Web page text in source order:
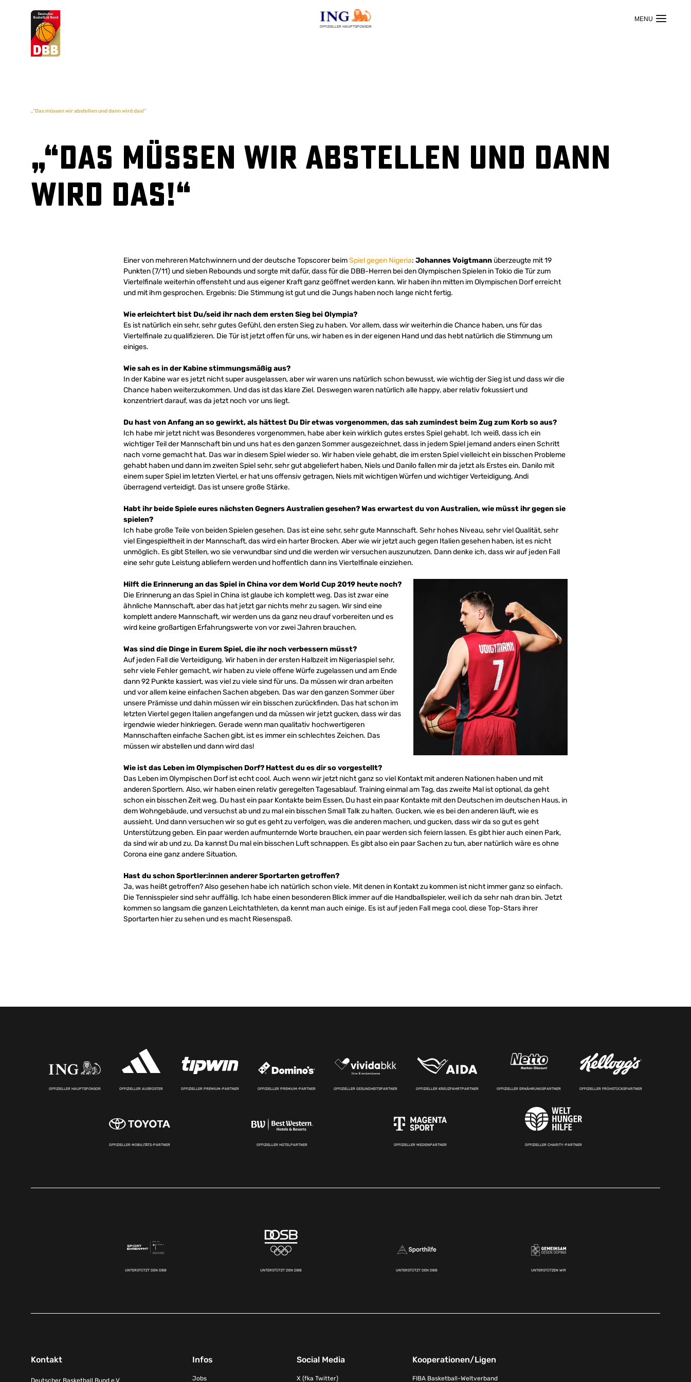
OFFIZIELLER HAUPTSPONSOR
Suchvorschläge
„“Das müssen wir abstellen und dann wird das!“
„“Das müssen wir abstellen und dann
wird das!“
Einer von mehreren Matchwinnern und der deutsche Topscorer beimSpiel gegen Nigeria: Johannes Voigtmann überzeugte mit 19
Punkten (7/11) und sieben Rebounds und sorgte mit dafür, dass für die DBB-Herren bei den Olympischen Spielen in Tokio die Tür zum
Viertelfinale weiterhin offensteht und aus eigener Kraft ganz geöffnet werden kann. Wir haben ihn mitten im Olympischen Dorf erreicht
und mit ihm gesprochen. Ergebnis: Die Stimmung ist gut und die Jungs haben noch lange nicht fertig.
Wie erleichtert bist Du/seid ihr nach dem ersten Sieg bei Olympia?
Es ist natürlich ein sehr, sehr gutes Gefühl, den ersten Sieg zu haben. Vor allem, dass wir weiterhin die Chance haben, uns für das
Viertelfinale zu qualifizieren. Die Tür ist jetzt offen für uns, wir haben es in der eigenen Hand und das hebt natürlich die Stimmung um
einiges.
Wie sah es in der Kabine stimmungsmäßig aus?
In der Kabine war es jetzt nicht super ausgelassen, aber wir waren uns natürlich schon bewusst, wie wichtig der Sieg ist und dass wir die
Chance haben weiterzukommen. Und das ist das klare Ziel. Deswegen waren natürlich alle happy, aber relativ fokussiert und
konzentriert darauf, was da jetzt noch vor uns liegt.
Du hast von Anfang an so gewirkt, als hättest Du Dir etwas vorgenommen, das sah zumindest beim Zug zum Korb so aus?
Ich habe mir jetzt nicht was Besonderes vorgenommen, habe aber kein wirklich gutes erstes Spiel gehabt. Ich weiß, dass ich ein
wichtiger Teil der Mannschaft bin und uns hat es den ganzen Sommer ausgezeichnet, dass in jedem Spiel jemand anders einen Schritt
nach vorne gemacht hat. Das war in diesem Spiel wieder so. Wir haben viele gehabt, die im ersten Spiel vielleicht ein bisschen Probleme
gehabt haben und dann im zweiten Spiel sehr, sehr gut abgeliefert haben, Niels und Danilo fallen mir da jetzt als Erstes ein. Danilo mit
einem super Spiel im letzten Viertel, er hat uns offensiv getragen, Niels mit wichtigen Würfen und wichtiger Verteidigung, Andi
überragend verteidigt. Das ist unsere große Stärke.
Habt ihr beide Spiele eures nächsten Gegners Australien gesehen? Was erwartest du von Australien, wie müsst ihr gegen sie
spielen?
Ich habe große Teile von beiden Spielen gesehen. Das ist eine sehr, sehr gute Mannschaft. Sehr hohes Niveau, sehr viel Qualität, sehr
viel Eingespieltheit in der Mannschaft, das wird ein harter Brocken. Aber wie wir jetzt auch gegen Italien gesehen haben, ist es nicht
unmöglich. Es gibt Stellen, wo sie verwundbar sind und die werden wir versuchen auszunutzen. Dann denke ich, dass wir auf jeden Fall
eine sehr gute Leistung abliefern werden und hoffentlich dann ins Viertelfinale einziehen.
Hilft die Erinnerung an das Spiel in China vor dem World Cup 2019 heute noch?
Die Erinnerung an das Spiel in China ist glaube ich komplett weg. Das ist zwar eine
ähnliche Mannschaft, aber das hat jetzt gar nichts mehr zu sagen. Wir sind eine
komplett andere Mannschaft, wir werden uns da ganz neu drauf vorbereiten und es
wird keine großartigen Erfahrungswerte von vor zwei Jahren brauchen.
Was sind die Dinge in Eurem Spiel, die ihr noch verbessern müsst?
Auf jeden Fall die Verteidigung. Wir haben in der ersten Halbzeit im Nigeriaspiel sehr,
sehr viele Fehler gemacht, wir haben zu viele offene Würfe zugelassen und am Ende
dann 92 Punkte kassiert, was viel zu viele sind für uns. Da müssen wir dran arbeiten
und vor allem keine einfachen Sachen abgeben. Das war den ganzen Sommer über
unsere Prämisse und dahin müssen wir ein bisschen zurückfinden. Das hat schon im
letzten Viertel gegen Italien angefangen und da müssen wir jetzt gucken, dass wir das
irgendwie wieder hinkriegen. Gerade wenn man qualitativ hochwertigeren
Mannschaften einfache Sachen gibt, ist es immer ein schlechtes Zeichen. Das
müssen wir abstellen und dann wird das!
Wie ist das Leben im Olympischen Dorf? Hattest du es dir so vorgestellt?
Das Leben im Olympischen Dorf ist echt cool. Auch wenn wir jetzt nicht ganz so viel Kontakt mit anderen Nationen haben und mit
anderen Sportlern. Also, wir haben einen relativ geregelten Tagesablauf. Training einmal am Tag, das zweite Mal ist optional, da geht
schon ein bisschen Zeit weg. Du hast ein paar Kontakte beim Essen, Du hast ein paar Kontakte mit den Deutschen im deutschen Haus, in
dem Wohngebäude, und versuchst ab und zu mal ein bisschen Small Talk zu halten. Gucken, wie es bei den anderen läuft, wie es
aussieht. Und dann versuchen wir so gut es geht zu verfolgen, was die anderen machen, und gucken, dass wir da so gut es geht
Unterstützung geben. Ein paar werden aufmunternde Worte brauchen, ein paar werden sich feiern lassen. Es gibt hier auch einen Park,
da sind wir ab und zu. Da kannst Du mal ein bisschen Luft schnappen. Es gibt also ein paar Sachen zu tun, aber natürlich wäre es ohne
Corona eine ganz andere Situation.
Hast du schon Sportler:innen anderer Sportarten getroffen?
Ja, was heißt getroffen? Also gesehen habe ich natürlich schon viele. Mit denen in Kontakt zu kommen ist nicht immer ganz so einfach.
Die Tennisspieler sind sehr auffällig. Ich habe einen besonderen Blick immer auf die Handballspieler, weil ich da sehr nah dran bin. Jetzt
kommen so langsam die ganzen Leichtathleten, da kennt man auch einige. Es ist auf jeden Fall mega cool, diese Top-Stars ihrer
Sportarten hier zu sehen und es macht Riesenspaß.
OFFIZIELLER HAUPTSPONSOR OFFIZIELLER AUSRÜSTER OFFIZIELLER PREMIUM-PARTNER OFFIZIELLER PREMIUM-PARTNER OFFIZIELLER GESUNDHEITSPARTNER OFFIZIELLER KREUZFAHRTPARTNER OFFIZIELLER ERNÄHRUNGSPARTNER OFFIZIELLER FRÜHSTÜCKSPARTNER
OFFIZIELLER MOBILITÄTS-PARTNER OFFIZIELLER HOTELPARTNER OFFIZIELLER MEDIENPARTNER OFFIZIELLER CHARITY-PARTNER
UNTERSTÜTZT DEN DBB UNTERSTÜTZT DEN DBB UNTERSTÜTZT DEN DBB UNTERSTÜTZEN WIR
Kontakt
Deutscher Basketball Bund e.V
Infos
Jobs
Social Media
X (fka Twitter)
Kooperationen/Ligen
FIBA Basketball-Weltverband